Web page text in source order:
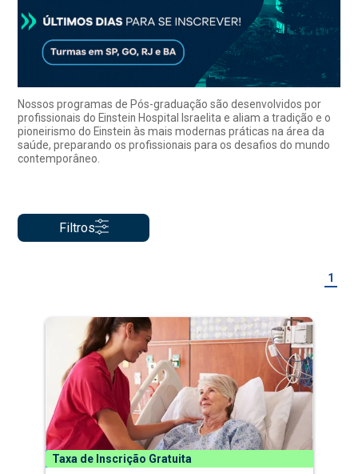
Nossos programas de Pós-graduação são desenvolvidos por
profissionais do Einstein Hospital Israelita e aliam a tradição e o
pioneirismo do Einstein às mais modernas práticas na área da
saúde, preparando os profissionais para os desafios do mundo
contemporâneo.
Filtros
1
Taxa de Inscrição Gratuita